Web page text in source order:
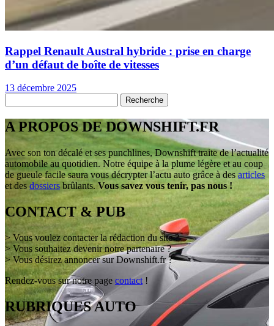
Rappel Renault Austral hybride : prise en charge
d’un défaut de boîte de vitesses
13 décembre 2025
A PROPOS DE DOWNSHIFT.FR
Avec son ton décalé et ses punchlines, Downshift traite de l’actualité
automobile au quotidien. Notre équipe à la plume légère et au coup
de gueule facile saura vous décrypter l’actu auto grâce à des articles
et des dossiers brûlants. Vous savez vous tenir, pas nous !
CONTACT & PUB
> Vous voulez contacter la rédaction du site ?
> Vous souhaitez devenir notre partenaire ?
> Vous désirez annoncer sur Downshift.fr ?
Rendez-vous sur notre page contact !
RUBRIQUES AUTO